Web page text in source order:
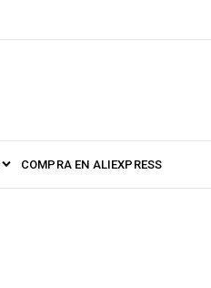
COMPRA EN ALIEXPRESS